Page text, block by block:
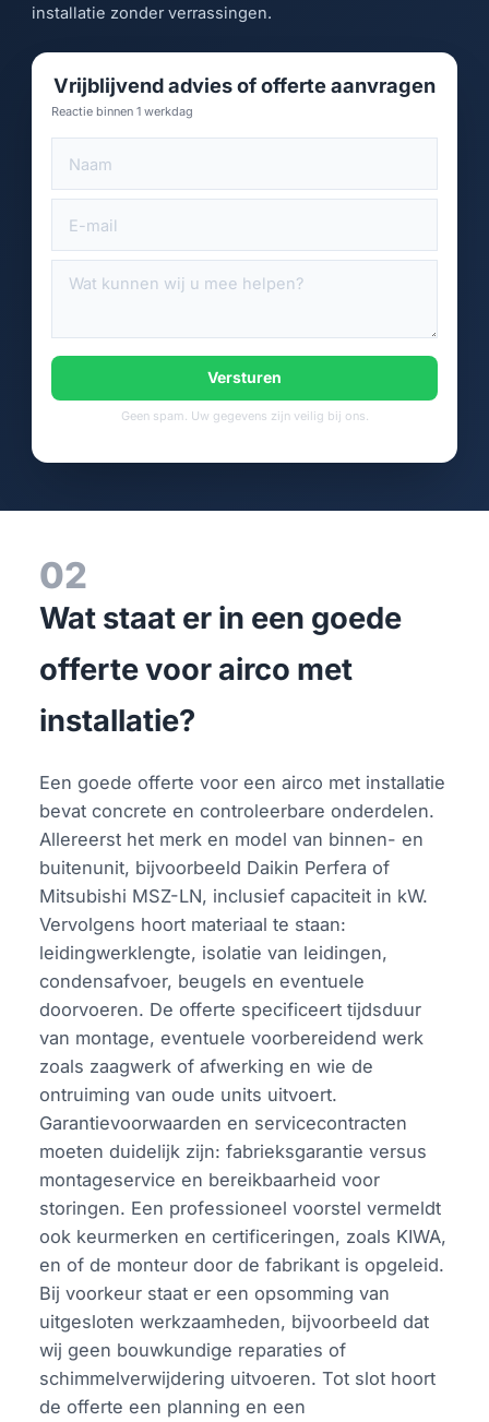
installatie zonder verrassingen.
Vrijblijvend advies of offerte aanvragen
Reactie binnen 1 werkdag
Versturen
Geen spam. Uw gegevens zijn veilig bij ons.
02
Wat staat er in een goede
offerte voor airco met
installatie?
Een goede offerte voor een airco met installatie
bevat concrete en controleerbare onderdelen.
Allereerst het merk en model van binnen- en
buitenunit, bijvoorbeeld Daikin Perfera of
Mitsubishi MSZ-LN, inclusief capaciteit in kW.
Vervolgens hoort materiaal te staan:
leidingwerklengte, isolatie van leidingen,
condensafvoer, beugels en eventuele
doorvoeren. De offerte specificeert tijdsduur
van montage, eventuele voorbereidend werk
zoals zaagwerk of afwerking en wie de
ontruiming van oude units uitvoert.
Garantievoorwaarden en servicecontracten
moeten duidelijk zijn: fabrieksgarantie versus
montageservice en bereikbaarheid voor
storingen. Een professioneel voorstel vermeldt
ook keurmerken en certificeringen, zoals KIWA,
en of de monteur door de fabrikant is opgeleid.
Bij voorkeur staat er een opsomming van
uitgesloten werkzaamheden, bijvoorbeeld dat
wij geen bouwkundige reparaties of
schimmelverwijdering uitvoeren. Tot slot hoort
de offerte een planning en een